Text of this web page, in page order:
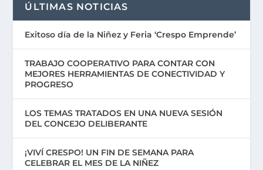
ÚLTIMAS NOTICIAS
Exitoso día de la Niñez y Feria ‘Crespo Emprende’
TRABAJO COOPERATIVO PARA CONTAR CON
MEJORES HERRAMIENTAS DE CONECTIVIDAD Y
PROGRESO
LOS TEMAS TRATADOS EN UNA NUEVA SESIÓN
DEL CONCEJO DELIBERANTE
¡VIVÍ CRESPO! UN FIN DE SEMANA PARA
CELEBRAR EL MES DE LA NIÑEZ